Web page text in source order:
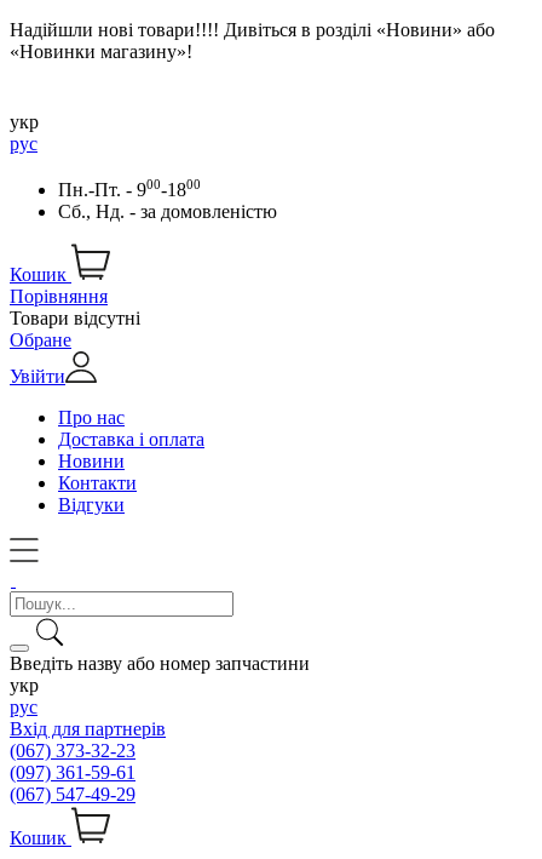
Надійшли нові товари!!!! Дивіться в розділі «Новини» або
«Новинки магазину»!
укр
рус
Пн.-Пт. - 900-1800
Сб., Нд. - за домовленістю
Кошик
Порівняння
Товари відсутні
Обране
Увійти
Про нас
Доставка і оплата
Новини
Контакти
Відгуки
Введіть назву або номер запчастини
укр
рус
Вхід для партнерів
(067) 373-32-23
(097) 361-59-61
(067) 547-49-29
Кошик